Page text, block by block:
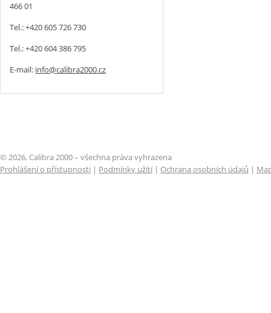
466 01
Tel.: +420 605 726 730
Tel.: +420 604 386 795
E-mail: info@calibra2000.cz
© 2026, Calibra 2000 – všechna práva vyhrazena
Prohlášení o přístupnosti | Podmínky užití| Ochrana osobních údajů |